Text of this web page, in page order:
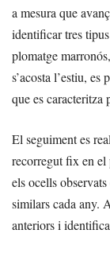
a mesura que
identificar tres
plomatge
s’acosta l’estiu,
que es caracteritza
El seguiment es
recorregut fix en el
els ocells
similars cada any.
anteriors i